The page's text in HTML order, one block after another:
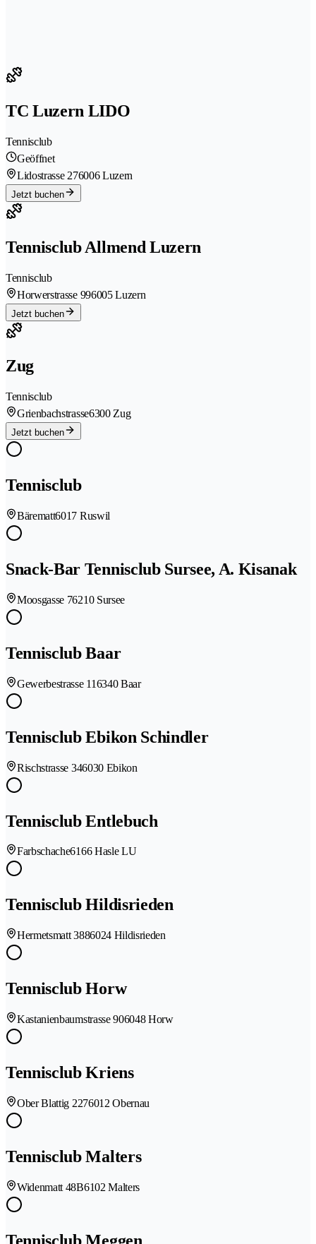
TC Luzern LIDO
Tennisclub
Geöffnet
Lidostrasse 276006 Luzern
Jetzt buchen
Tennisclub Allmend Luzern
Tennisclub
Horwerstrasse 996005 Luzern
Jetzt buchen
Zug
Tennisclub
Grienbachstrasse6300 Zug
Jetzt buchen
Tennisclub
Bärematt6017 Ruswil
Snack-Bar Tennisclub Sursee, A. Kisanak
Moosgasse 76210 Sursee
Tennisclub Baar
Gewerbestrasse 116340 Baar
Tennisclub Ebikon Schindler
Rischstrasse 346030 Ebikon
Tennisclub Entlebuch
Farbschache6166 Hasle LU
Tennisclub Hildisrieden
Hermetsmatt 3886024 Hildisrieden
Tennisclub Horw
Kastanienbaumstrasse 906048 Horw
Tennisclub Kriens
Ober Blattig 2276012 Obernau
Tennisclub Malters
Widenmatt 48B6102 Malters
Tennisclub Meggen